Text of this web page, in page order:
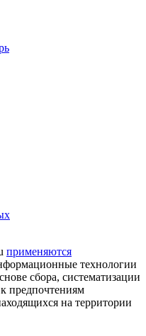
применяются
технологии
сбора, систематизации
предпочтениям
на территории